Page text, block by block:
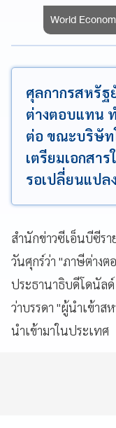
World
ศุลกากรสหรัฐ
ต่างตอบแทน
ต่อ ขณะบริษัท
เตรียมเอกสา
รอเปลี่ยนแปล
สำนักข่าวซีเอ็นบีซีร
วันศุกร์ว่า "ภาษีต่าง
ประธานาธิบดีโดนัล
ว่าบรรดา "ผู้นำเข้าส
นำเข้ามาในประเทศ